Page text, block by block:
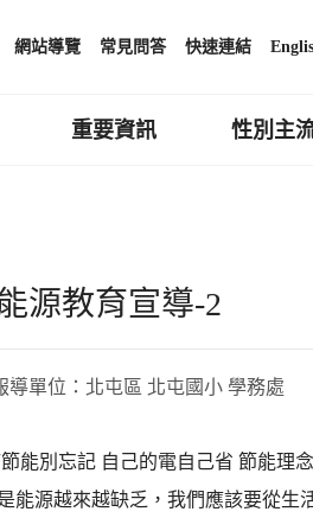
網站導覽 常見問答 快速連結
重要資訊 性別主
源教育宣導-2
導單位： 北屯區 北屯國小 學務處
能別忘記 自己的電自己省 節能理
能源越來越缺乏，我們應該要從生